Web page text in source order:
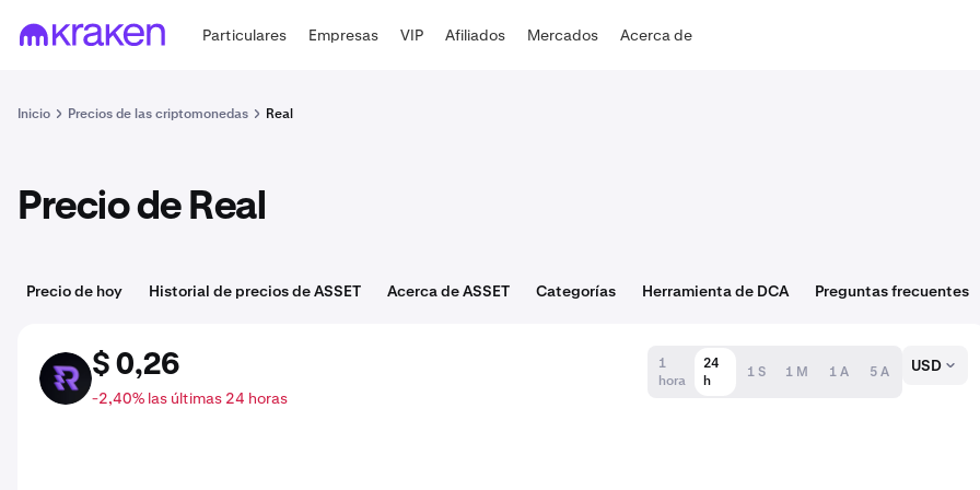
Particulares Empresas VIP Afiliados Mercados Acerca de
Inicio Precios de las criptomonedas Real
Precio de Real
Precio de hoy Historial de precios de ASSET Acerca de ASSET Categorías Herramienta de DCA Preguntas frecuentes
ASSET $ 0,26
-2,40% las últimas 24 horas
1
hora
24
h
1 S 1 M 1 A 5 A USD